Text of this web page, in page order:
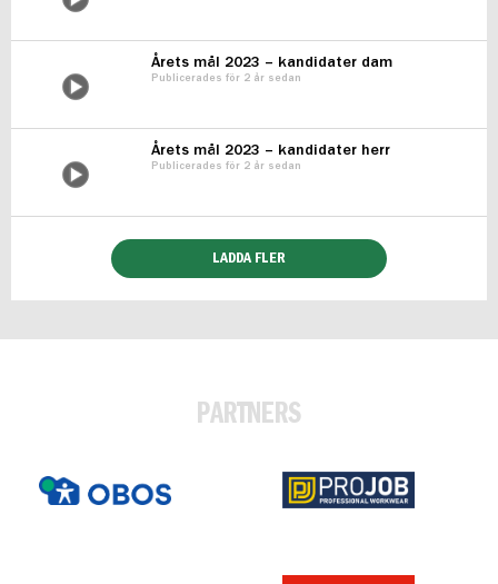
Årets mål 2023 – kandidater dam
Publicerades för 2 år sedan
Årets mål 2023 – kandidater herr
Publicerades för 2 år sedan
LADDA FLER
PARTNERS